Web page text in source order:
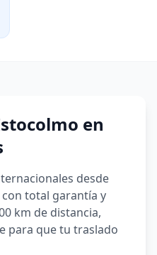
en
desde
total garantía y
km de distancia,
para que tu traslado